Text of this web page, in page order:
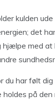
kulden
det
hjælpe med
har følt
på